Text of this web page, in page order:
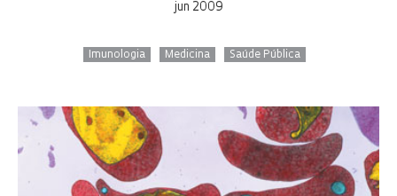
jun 2009
Imunologia Medicina Saúde Pública